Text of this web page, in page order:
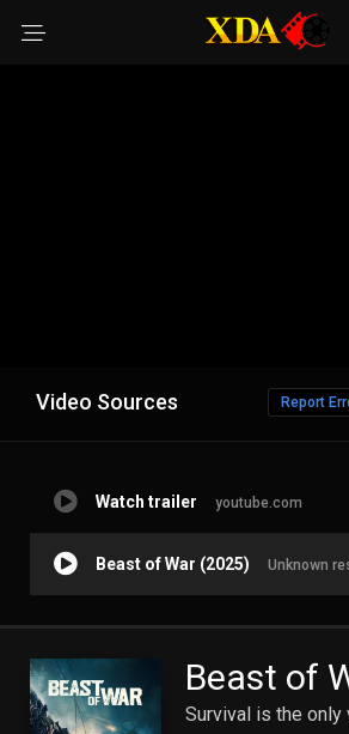
Video Sources Report
Watch trailer youtube.com
Beast of War (2025) Unknown
Beast of
Survival is the only